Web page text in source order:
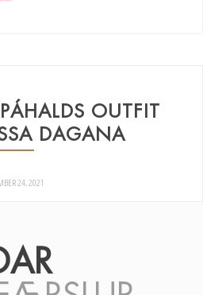
OUTFIT
DAGANA
24, 2021